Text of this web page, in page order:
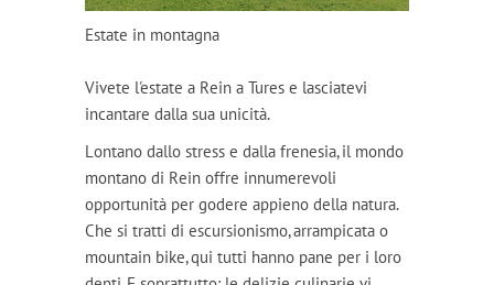
Estate in montagna
Vivete l'estate a Rein a Tures e lasciatevi
incantare dalla sua unicità.
Lontano dallo stress e dalla frenesia, il mondo
montano di Rein offre innumerevoli
opportunità per godere appieno della natura.
Che si tratti di escursionismo, arrampicata o
mountain bike, qui tutti hanno pane per i loro